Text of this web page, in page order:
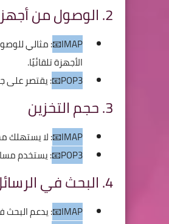
2. الوصول من أجهزة متعددة
IMAP📧 : مثالي
الأجهزة تلقائيًا.
POP3📧 : يقتصر على
3. حجم التخزين
IMAP📧 : لا يستهلك
POP3📧 : يستخدم
4. البحث في الرسائل
IMAP📧 : يدعم البحث